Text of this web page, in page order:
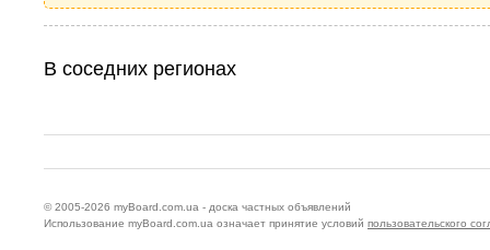
В соседних регионах
© 2005-2026 myBoard.com.ua - доска частных объявлений
Использование myBoard.com.ua означает принятие условий пользовательского